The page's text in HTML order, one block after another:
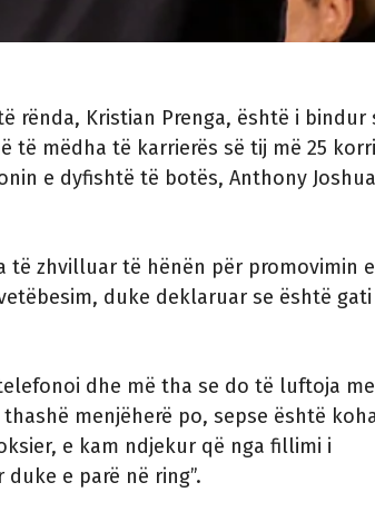
rënda, Kristian Prenga, është i bindur
të mëdha të karrierës së tij më 25
e dyfishtë të botës, Anthony
të zhvilluar të hënën për promovimin e
duke deklaruar se është
dhe më tha se do të luftoja me
menjëherë po, sepse është
e kam ndjekur që nga fillimi i
e parë në ring”.